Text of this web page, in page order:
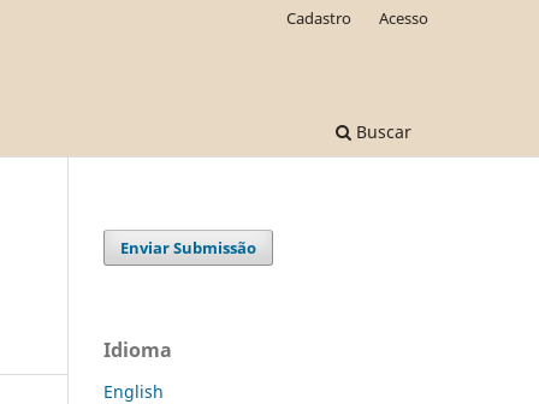
Buscar
Cadastro Acesso
Enviar Submissão
Idioma
English